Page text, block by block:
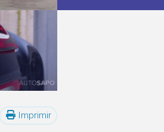
Imprimir